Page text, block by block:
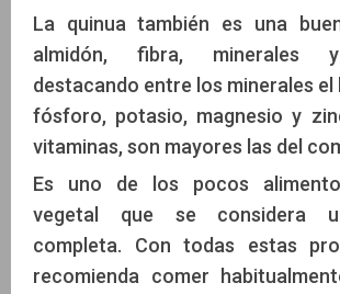
La quinua también es una
almidón, fibra, minerales
destacando entre los minerales
fósforo, potasio, magnesio y
vitaminas, son mayores las del
Es uno de los pocos
vegetal que se considera
completa. Con todas estas
recomienda comer